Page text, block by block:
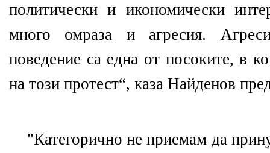
политически и икономически
много омраза и агресия.
поведение са една от посоките, в
на този протест“, каза Найденов
"Категорично не приемам да